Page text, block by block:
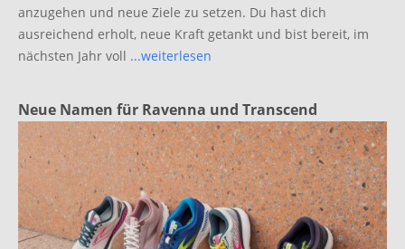
anzugehen und neue Ziele zu setzen. Du hast dich
ausreichend erholt, neue Kraft getankt und bist bereit, im
nächsten Jahr voll ...weiterlesen
Neue Namen für Ravenna und Transcend